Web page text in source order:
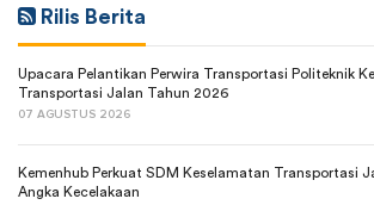
Rilis Berita
Upacara Pelantikan Perwira Transportasi Politeknik
Transportasi Jalan Tahun 2026
07 AGUSTUS 2026
Kemenhub Perkuat SDM Keselamatan Transportasi
Angka Kecelakaan